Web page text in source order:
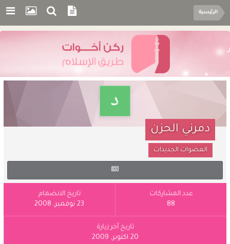
الرئيسية
دمرني الحزن
العضوات الجديدات
عدد المشاركات
88
تاريخ الانضمام
23 نوفمبر, 2008
تاريخ آخر زيارة
20 اكتوبر, 2009